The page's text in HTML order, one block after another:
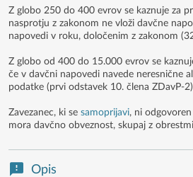
Z globo 250 do 400 evrov se kaznuje za
nasprotju z zakonom ne vloži davčne
napovedi v roku, določenim z zakonom
Z globo od 400 do 15.000 evrov se
če v davčni napovedi navede neresnične
podatke (prvi odstavek 10. člena ZDavP-
Zavezanec, ki se samoprijavi, ni
mora davčno obveznost, skupaj z
Opis